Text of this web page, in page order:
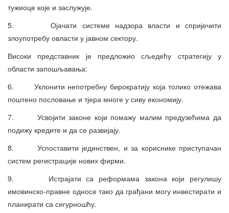
тужиоце које и заслужује.
5. Ојачати системе надзора власти и спријечити
злоупотребу овласти у јавном сектору.
Високи представник је предложио сљедећу стратегију у
области запошљавања:
6. Уклонити непотребну бирократију која толико отежава
поштено пословање и тјера многе у сиву економију.
7. Усвојити законе који помажу малим предузећима да
подижу кредите и да се развијају.
8. Успоставити јединствен, и за кориснике приступачан
систем регистрације нових фирми.
9. Истрајати са реформама закона који регулишу
имовинско-правне односе тако да грађани могу инвестирати и
планирати са сигурношћу.